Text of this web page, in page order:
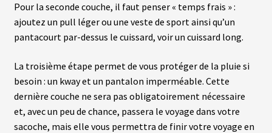
Pour la seconde couche, il faut penser « temps frais » :
ajoutez un pull léger ou une veste de sport ainsi qu’un
pantacourt par-dessus le cuissard, voir un cuissard long.
La troisième étape permet de vous protéger de la pluie si
besoin : un kway et un pantalon imperméable. Cette
dernière couche ne sera pas obligatoirement nécessaire
et, avec un peu de chance, passera le voyage dans votre
sacoche, mais elle vous permettra de finir votre voyage en